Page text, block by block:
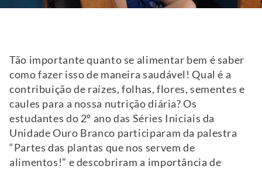
Tão importante quanto se alimentar bem é saber
como fazer isso de maneira saudável! Qual é a
contribuição de raízes, folhas, flores, sementes e
caules para a nossa nutrição diária? Os
estudantes do 2º ano das Séries Iniciais da
Unidade Ouro Branco participaram da palestra
“Partes das plantas que nos servem de
alimentos!” e descobriram a importância de